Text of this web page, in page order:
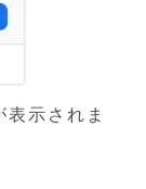
表示されま